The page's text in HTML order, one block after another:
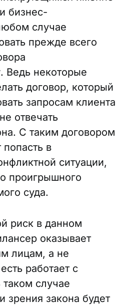
бизнес-
случае
прежде всего
Ведь некоторые
договор, который
запросам клиента
отвечать
С таким договором
в
ситуации,
проигрышного
суда.
риск в данном
оказывает
лицам, а не
работает с
случае
зрения закона будет